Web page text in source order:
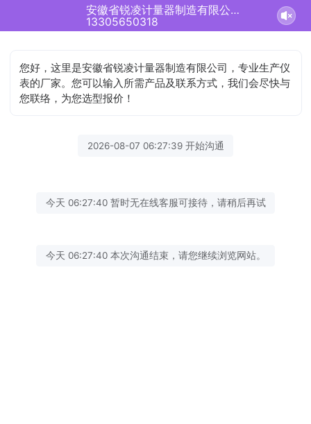
安徽省锐凌计量器制造有限公司正在为您服务
13305650318
您好，这里是安徽省锐凌计量器制造有限公司，专业生产仪
表的厂家。您可以输入所需产品及联系方式，我们会尽快与
您联络，为您选型报价！
2026-08-07 06:27:39 开始沟通
今天 06:27:40 暂时无在线客服可接待，请稍后再试
今天 06:27:40 本次沟通结束，请您继续浏览网站。